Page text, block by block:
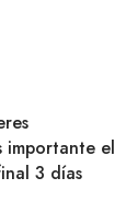
importante el
3 días